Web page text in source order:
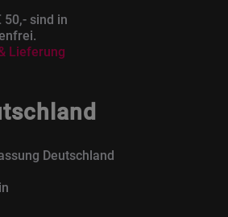
sind in
Lieferung
Deutschland